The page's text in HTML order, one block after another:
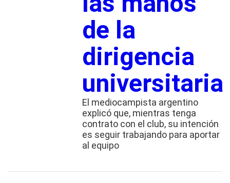
de la
dirigencia
universitaria
El mediocampista argentino
explicó que, mientras tenga
contrato con el club, su intención
es seguir trabajando para aportar
al equipo